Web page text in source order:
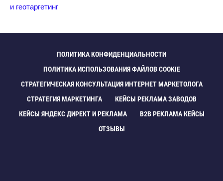
и геотаргетин
ПОЛИТИКА КОНФИДЕНЦИАЛЬНОСТИ
ПОЛИТИКА ИСПОЛЬЗОВАНИЯ ФАЙЛОВ COOKIE
СТРАТЕГИЧЕСКАЯ КОНСУЛЬТАЦИЯ ИНТЕРНЕТ МАРКЕТОЛОГА
СТРАТЕГИЯ МАРКЕТИНГА
КЕЙСЫ РЕКЛАМА ЗАВОДО
КЕЙСЫ ЯНДЕКС ДИРЕКТ И РЕКЛАМА
B2B РЕКЛАМА КЕЙСЫ
ОТЗЫВЫ